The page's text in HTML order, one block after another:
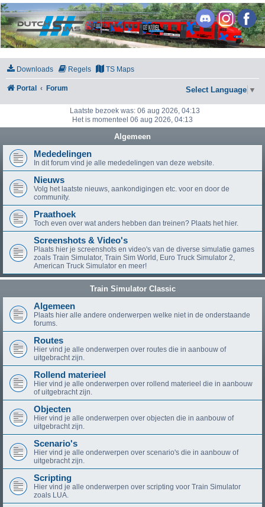
DutchSims
Downloads Regels TS Maps
Portal Forum Select Language ▼
Laatste bezoek was: 06 aug 2026, 04:13
Het is momenteel 06 aug 2026, 04:13
Algemeen
Mededelingen
In dit forum vind je alle mededelingen van deze website.
Nieuws
Volg het laatste nieuws, aankondigingen etc. voor en door de
community.
Praathoek
Toch even over wat anders hebben dan treinen? Plaats het hier.
Screenshots & Video's
Plaats hier je screenshots en video's van de diverse simulatie games
zoals Train Simulator, Train Sim World, Euro Truck Simulator 2,
American Truck Simulator en meer!
Train Simulator Classic
Algemeen
Plaats hier alle andere onderwerpen welke niet in de onderstaande
forums.
Routes
Hier vind je alle onderwerpen over routes die in aanbouw of
uitgebracht zijn.
Rollend materieel
Hier vind je alle onderwerpen over rollend materieel die in aanbouw
of uitgebracht zijn.
Objecten
Hier vind je alle onderwerpen over objecten die in aanbouw of
uitgebracht zijn.
Scenario's
Hier vind je alle onderwerpen over scenario's die in aanbouw of
uitgebracht zijn.
Scripting
Hier vind je alle onderwerpen over scripting voor Train Simulator
zoals LUA.